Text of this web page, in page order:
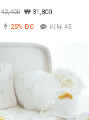
42,400
31,800
25% DC 리뷰 45